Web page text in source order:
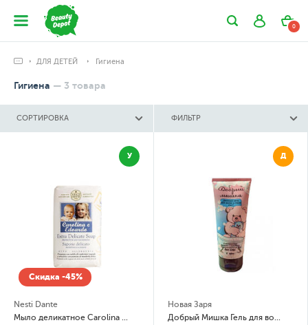
0
ДЛЯ ДЕТЕЙ Гигиена
Гигиена — 3 товара
СОРТИРОВКА ФИЛЬТР
У
Скидка -45%
Nesti Dante
Мыло деликатное Carolina & Eduardo (Каролина и Эдуардо)
Д
Новая Заря
Добрый Мишка Гель для волос и тела 2 в 1